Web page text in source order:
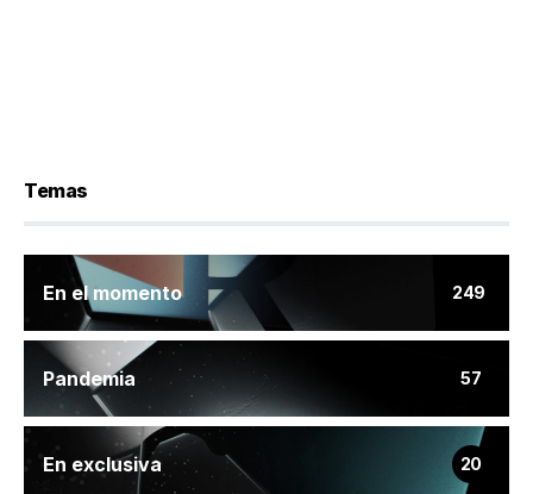
Temas
En el momento 249
Pandemia 57
En exclusiva 20